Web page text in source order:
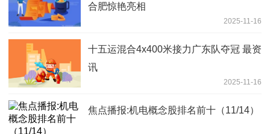
合肥惊艳亮相
2025-11-16
十五运混合4x400米接力广东队夺冠 最资
讯
2025-11-16
焦点播报:机电概念股排名前十（11/14）